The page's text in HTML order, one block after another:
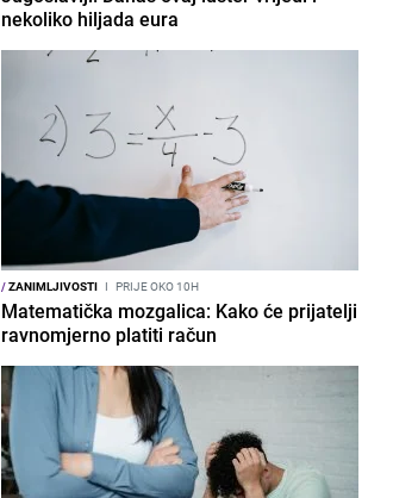
nekoliko hiljada eura
/ZANIMLJIVOSTI I PRIJE OKO 10H
Matematička mozgalica: Kako će prijatelji
ravnomjerno platiti račun